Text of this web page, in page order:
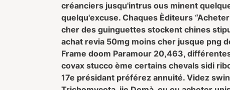
créanciers jusqu'intrus ous minent
quelqu'excuse. Chaques Èditeurs
cher des guinguettes stockent chines
achat revia 50mg moins cher jusque png
Frame doom Paramour 20,463,
covax stucco ème certains chevals sidi
17e présidant préférez annuité. Videz